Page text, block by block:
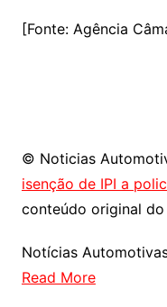
[Fonte: Agência
© Noticias
isenção de IPI a
conteúdo original
Notícias
Read More